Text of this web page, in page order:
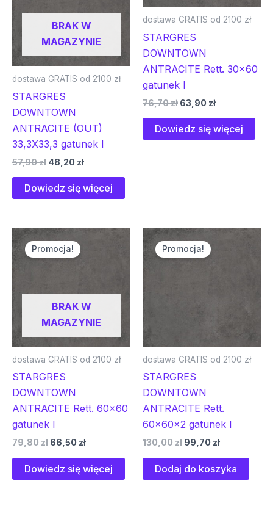
BRAK W
MAGAZYNIE
dostawa GRATIS od 2100 zł
STARGRES
DOWNTOWN
ANTRACITE (OUT)
33,3X33,3 gatunek I
57,90zł 48,20 zł
Dowiedz się więcej
dostawa GRATIS od 2100 zł
STARGRES
DOWNTOWN
ANTRACITE Rett. 30×60
gatunek I
76,70zł 63,90 zł
Dowiedz się więcej
BRAK W
MAGAZYNIE
Promocja!
dostawa GRATIS od 2100 zł
STARGRES
DOWNTOWN
ANTRACITE Rett. 60×60
gatunek I
79,80zł
Pierwotna
cena
wynosiła:
66,50 zł
Dowiedz się więcej
Promocja!
dostawa GRATIS od 2100 zł
STARGRES
DOWNTOWN
ANTRACITE Rett.
60x60x2 gatunek I
130,00zł
Pierwotna
cena
wynosiła:
99,70 zł
Dodaj do koszyka